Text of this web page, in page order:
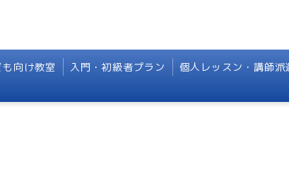
も向け教室 入門・初級者プラン 個人レッスン・講師派